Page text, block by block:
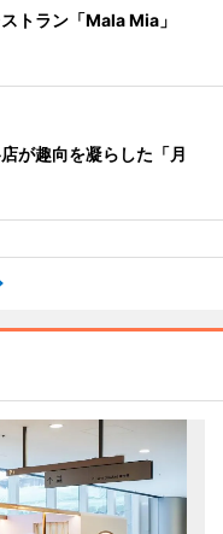
ストラン「Mala Mia」
が趣向を凝らした「月